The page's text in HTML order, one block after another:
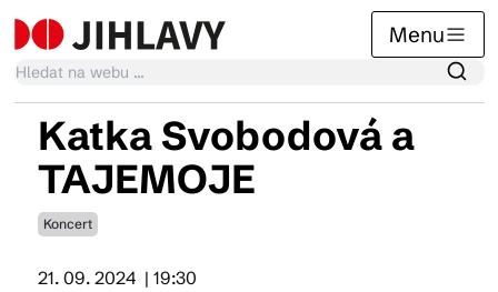
Menu
Kalendář akcí
Tradiční akce
Katka Svobodová a
TAJEMOJE
Koncert
21. 09. 2024 | 19:30